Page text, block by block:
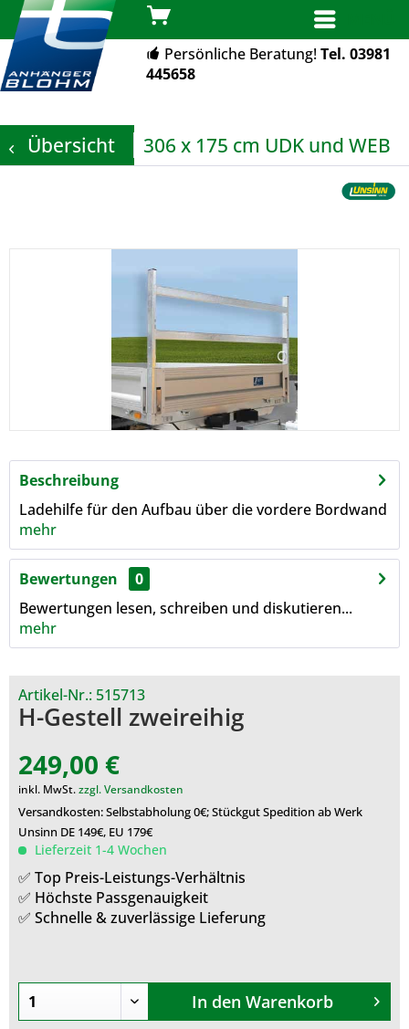
Persönliche Beratung!Tel. 03981
445658
Übersicht 306 x 175 cm UDK und WEB
Beschreibung
Ladehilfe für den Aufbau über die vordere Bordwand
mehr
Bewertungen
0
Bewertungen lesen, schreiben und diskutieren...
mehr
Artikel-Nr.: 515713
H-Gestell zweireihig
249,00 €
inkl. MwSt.zzgl. Versandkosten
Versandkosten: Selbstabholung 0€; Stückgut Spedition ab Werk
Unsinn DE 149€, EU 179€
Lieferzeit 1-4 Wochen
✅ Top Preis-Leistungs-Verhältnis
✅ Höchste Passgenauigkeit
✅ Schnelle & zuverlässige Lieferung
In den Warenkorb